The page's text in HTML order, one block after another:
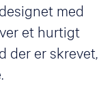
med
et hurtigt
der er skrevet,